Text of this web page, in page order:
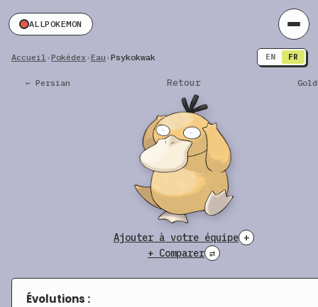
ALLPOKEMON
Accueil ›Pokédex›Eau ›Psykokwak EN FR
← Persian Retour
Ajouter à votre équipe +
+ Comparer ⇄
Évolutions :